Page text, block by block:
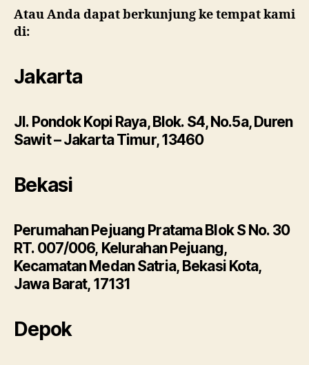
Atau Anda dapat berkunjung ke tempat kami
di:
Jakarta
Jl. Pondok Kopi Raya, Blok. S4, No.5a, Duren
Sawit – Jakarta Timur, 13460
Bekasi
Perumahan Pejuang Pratama Blok S No. 30
RT. 007/006, Kelurahan Pejuang,
Kecamatan Medan Satria, Bekasi Kota,
Jawa Barat, 17131
Depok